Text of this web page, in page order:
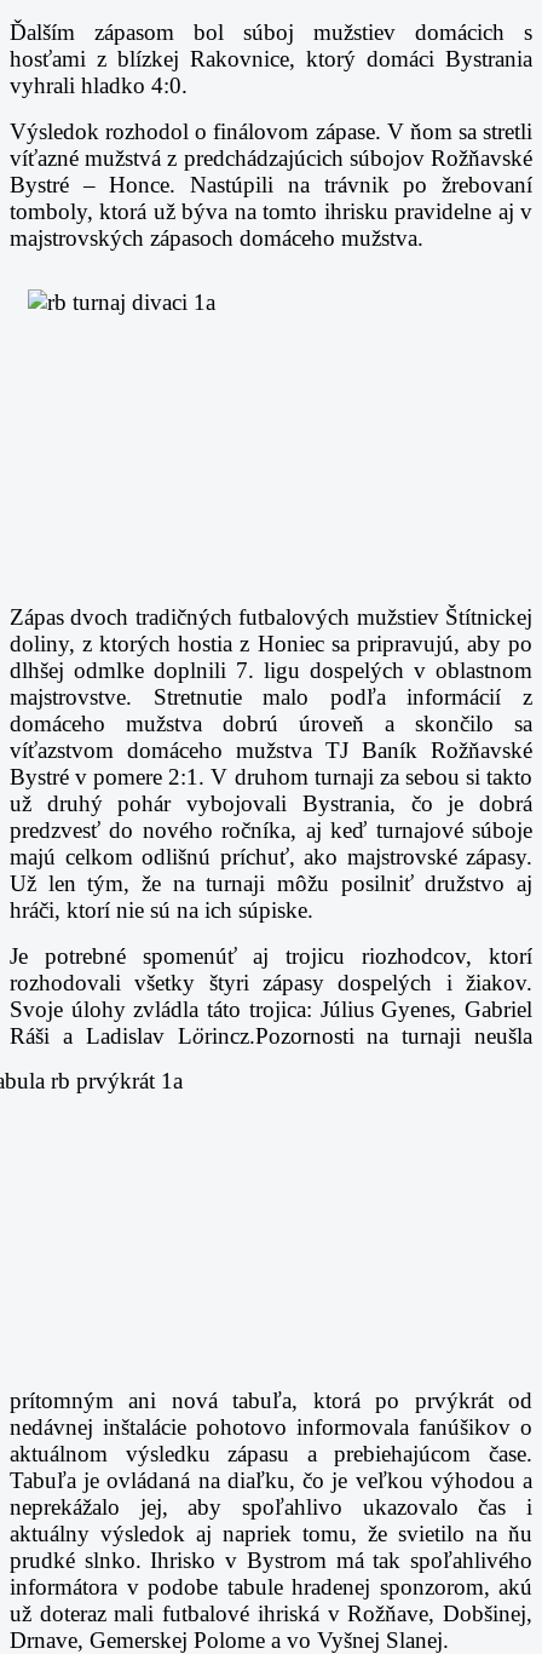
Ďalším zápasom bol súboj mužstiev domácich s
hosťami z blízkej Rakovnice, ktorý domáci Bystrania
vyhrali hladko 4:0.
Výsledok rozhodol o finálovom zápase. V ňom sa stretli
víťazné mužstvá z predchádzajúcich súbojov Rožňavské
Bystré – Honce. Nastúpili na trávnik po žrebovaní
tomboly, ktorá už býva na tomto ihrisku pravidelne aj v
majstrovských zápasoch domáceho mužstva.
Zápas dvoch tradičných futbalových mužstiev Štítnickej
doliny, z ktorých hostia z Honiec sa pripravujú, aby po
dlhšej odmlke doplnili 7. ligu dospelých v oblastnom
majstrovstve. Stretnutie malo podľa informácií z
domáceho mužstva dobrú úroveň a skončilo sa
víťazstvom domáceho mužstva TJ Baník Rožňavské
Bystré v pomere 2:1. V druhom turnaji za sebou si takto
už druhý pohár vybojovali Bystrania, čo je dobrá
predzvesť do nového ročníka, aj keď turnajové súboje
majú celkom odlišnú príchuť, ako majstrovské zápasy.
Už len tým, že na turnaji môžu posilniť družstvo aj
hráči, ktorí nie sú na ich súpiske.
Je potrebné spomenúť aj trojicu riozhodcov, ktorí
rozhodovali všetky štyri zápasy dospelých i žiakov.
Svoje úlohy zvládla táto trojica: Július Gyenes, Gabriel
Ráši a Ladislav Lörincz.Pozornosti na turnaji neušla
prítomným ani nová tabuľa, ktorá po prvýkrát od
nedávnej inštalácie pohotovo informovala fanúšikov o
aktuálnom výsledku zápasu a prebiehajúcom čase.
Tabuľa je ovládaná na diaľku, čo je veľkou výhodou a
neprekážalo jej, aby spoľahlivo ukazovalo čas i
aktuálny výsledok aj napriek tomu, že svietilo na ňu
prudké slnko. Ihrisko v Bystrom má tak spoľahlivého
informátora v podobe tabule hradenej sponzorom, akú
už doteraz mali futbalové ihriská v Rožňave, Dobšinej,
Drnave, Gemerskej Polome a vo Vyšnej Slanej.